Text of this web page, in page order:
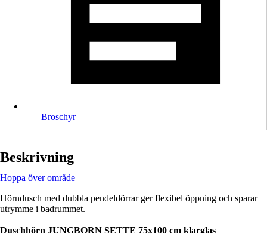
Broschyr
Beskrivning
Hoppa över område
Hörndusch med dubbla pendeldörrar ger flexibel öppning och sparar
utrymme i badrummet.
Duschhörn JUNGBORN SETTE 75x100 cm klarglas